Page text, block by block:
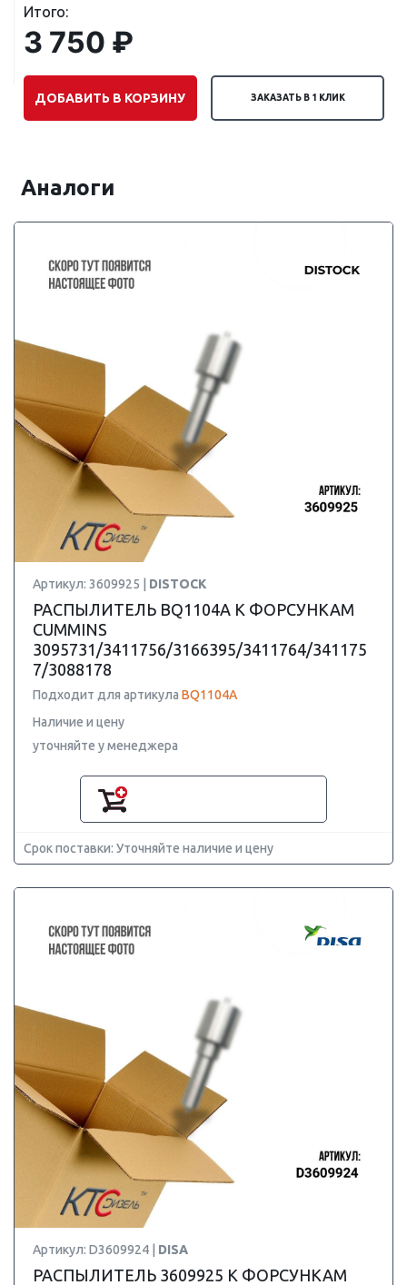
Итого:
3 750 ₽
ДОБАВИТЬ В КОРЗИНУ ЗАКАЗАТЬ В 1 КЛИК
Аналоги
Артикул: 3609925 | DISTOCK
РАСПЫЛИТЕЛЬ BQ1104A К ФОРСУНКАМ
CUMMINS
3095731/3411756/3166395/3411764/341175
7/3088178
Подходит для артикула BQ1104A
Наличие и цену
уточняйте у менеджера
Срок поставки: Уточняйте наличие и цену
Артикул: D3609924 | DISA
РАСПЫЛИТЕЛЬ 3609925 К ФОРСУНКАМ